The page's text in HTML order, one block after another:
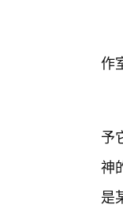
作
予
神
是